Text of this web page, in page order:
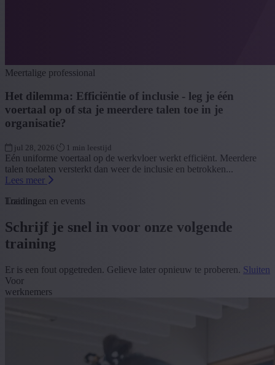
Meertalige professional
Het dilemma: Efficiëntie of inclusie - leg je één
voertaal op of sta je meerdere talen toe in je
organisatie?
jul 28, 2026 1 min leestijd
Eén uniforme voertaal op de werkvloer werkt efficiënt. Meerdere
talen toelaten versterkt dan weer de inclusie en betrokken...
Lees meer
Loading...
Trainingen en events
Schrijf je snel in voor onze volgende
training
Er is een fout opgetreden. Gelieve later opnieuw te proberen. Sluiten
Voor
werknemers